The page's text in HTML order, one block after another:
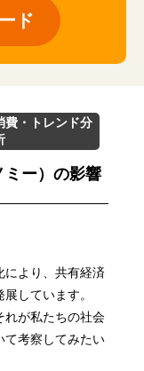
ド
費・トレンド分
ミー）の影響
により、共有経済
しています。
れが私たちの社会
て考察してみたい